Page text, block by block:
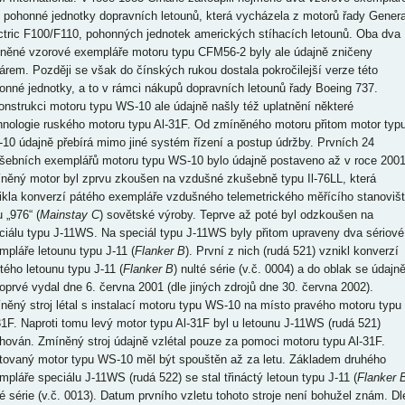
pohonné jednotky dopravních letounů, která vycházela z motorů řady
F100/F110, pohonných jednotek amerických stíhacích letounů. Oba dva
vzorové exempláře motoru typu CFM56-2 byly ale údajně zničeny
Později se však do čínských rukou dostala pokročilejší verze této
jednotky, a to v rámci nákupů dopravních letounů řady Boeing 737.
motoru typu WS-10 ale údajně našly též uplatnění některé
ruského motoru typu Al-31F. Od zmíněného motoru přitom motor
10 údajně přebírá mimo jiné systém řízení a postup údržby. Prvních 24
exemplářů motoru typu WS-10 bylo údajně postaveno až v roce
motor byl zprvu zkoušen na vzdušné zkušebně typu Il-76LL, která
konverzí pátého exempláře vzdušného telemetrického měřícího
„976“ (Mainstay C) sovětské výroby. Teprve až poté byl odzkoušen na
typu J-11WS. Na speciál typu J-11WS byly přitom upraveny dva sériové
letounu typu J-11 (Flanker B). První z nich (rudá 521) vznikl konverzí
letounu typu J-11 (Flanker B) nulté série (v.č. 0004) a do oblak se údajně
vydal dne 6. června 2001 (dle jiných zdrojů dne 30. června 2002).
stroj létal s instalací motoru typu WS-10 na místo pravého motoru typu
Naproti tomu levý motor typu Al-31F byl u letounu J-11WS (rudá 521)
Zmíněný stroj údajně vzlétal pouze za pomoci motoru typu Al-31F.
motor typu WS-10 měl být spouštěn až za letu. Základem druhého
speciálu J-11WS (rudá 522) se stal třináctý letoun typu J-11 (Flanker
série (v.č. 0013). Datum prvního vzletu tohoto stroje není bohužel znám.